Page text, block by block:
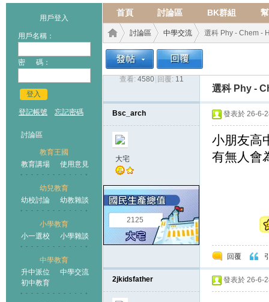
用戶登入
用戶名稱：
密 碼：
登入
登記帳號 忘記密碼
討論區
教育王國
教育講場
使用意見
幼兒教育
幼校討論
幼教雜談
小學教育
小一選校
小學雜談
中學教育
升中派位
中學交流
初中教育
首頁 討論區 BK群組
王國
›
討論區
›
中學交流 選科 Phy - Chem -
查看: 4580 回覆: 11
選科 Phy -
Bsc_arch
大宅
2125
發表於 26-6-
小朋友高
有無人會
回覆
2jkidsfather 發表於 26-6-